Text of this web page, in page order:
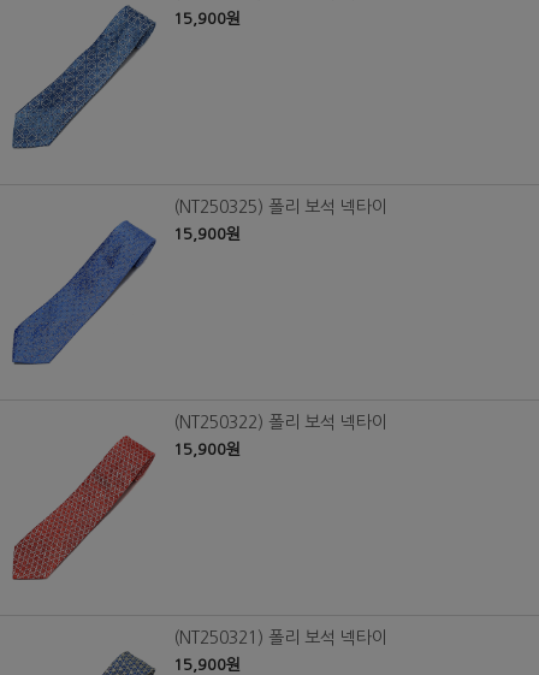
15,900원
(NT250325) 폴리 보석 넥타이
15,900원
(NT250322) 폴리 보석 넥타이
15,900원
(NT250321) 폴리 보석 넥타이
15,900원